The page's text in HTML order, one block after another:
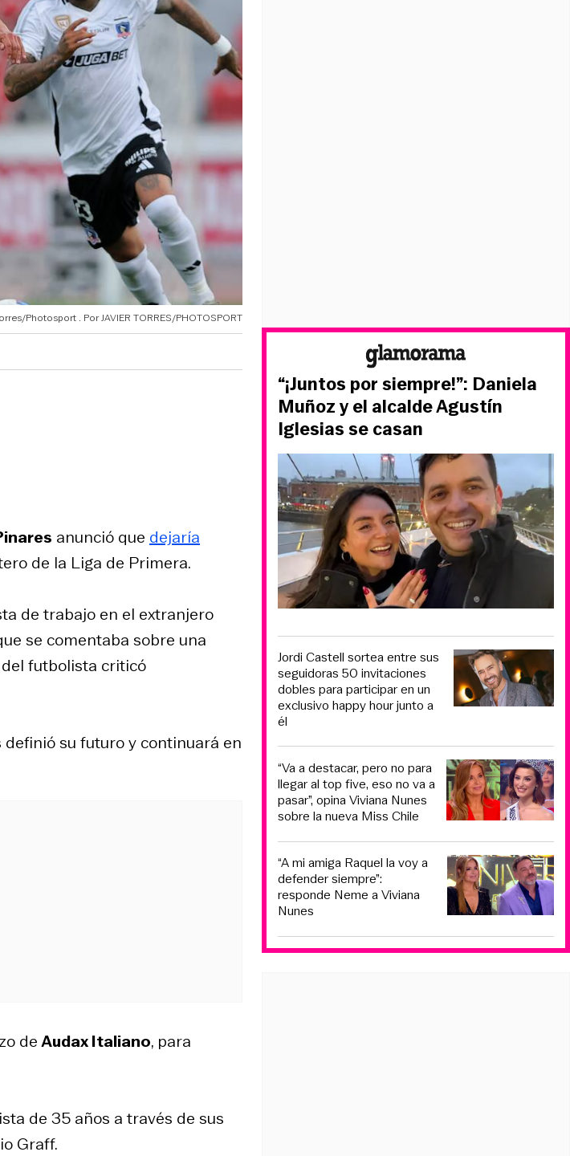
Photosport JAVIER TORRES/PHOTOSPORT
anunció que dejaría
de la Liga de Primera.
de trabajo en el extranjero
se comentaba sobre una
del futbolista criticó
definió su futuro y continuará en
deAudax Italiano, para
de 35 años a través de sus
Graff.
“¡Juntos por siempre!”: Daniela
Muñoz y el alcalde Agustín
Iglesias se casan
Jordi Castell sortea entre sus
seguidoras 50 invitaciones
dobles para participar en un
exclusivo happy hour junto a
él
“Va a destacar, pero no para
llegar al top five, eso no va a
pasar”, opina Viviana Nunes
sobre la nueva Miss Chile
“A mi amiga Raquel la voy a
defender siempre”:
responde Neme a Viviana
Nunes